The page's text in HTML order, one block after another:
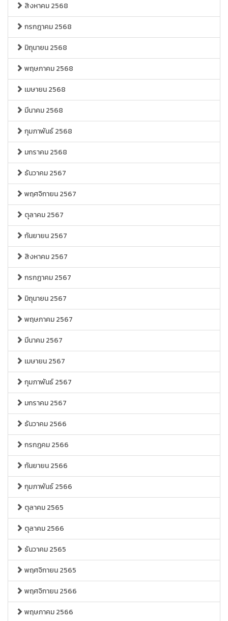
สิงหาคม 2568
กรกฎาคม 2568
มิถุนายน 2568
พฤษภาคม 2568
เมษายน 2568
มีนาคม 2568
กุมภาพันธ์ 2568
มกราคม 2568
ธันวาคม 2567
พฤศจิกายน 2567
ตุลาคม 2567
กันยายน 2567
สิงหาคม 2567
กรกฏาคม 2567
มิถุนายน 2567
พฤษภาคม 2567
มีนาคม 2567
เมษายน 2567
กุมภาพันธ์ 2567
มกราคม 2567
ธันวาคม 2566
กรกฎคม 2566
กันยายน 2566
กุมภาพันธ์ 2566
ตุลาคม 2565
ตุลาคม 2566
ธันวาคม 2565
พฤศจิกายน 2565
พฤศจิกายน 2566
พฤษภาคม 2566